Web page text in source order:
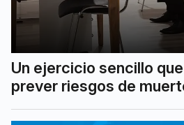
Un ejercicio sencillo
prever riesgos de